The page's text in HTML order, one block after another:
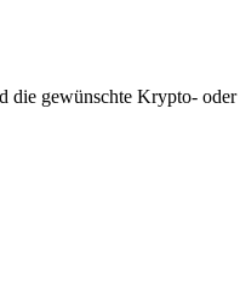
die gewünschte Krypto-